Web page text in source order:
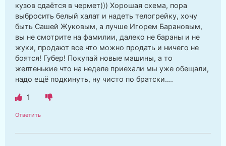
кузов сдаётся в чермет))) Хорошая схема, пора
выбросить белый халат и надеть телогрейку, хочу
быть Сашей Жуковым, а лучше Игорем Барановым,
вы не смотрите на фамилии, далеко не бараны и не
жуки, продают все что можно продать и ничего не
боятся! Губер! Покупай новые машины, а то
желтенькие что на неделе приехали мы уже обещали,
надо ещё подкинуть, ну чисто по братски….
1
Ответить